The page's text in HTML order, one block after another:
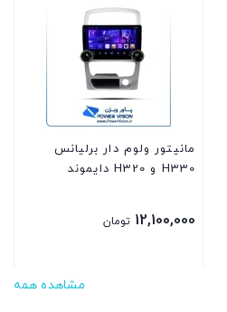
مانیتور ولوم دار برلیانس
H330 و H320 دایموند
12,100,000 تومان
مشاهده همه